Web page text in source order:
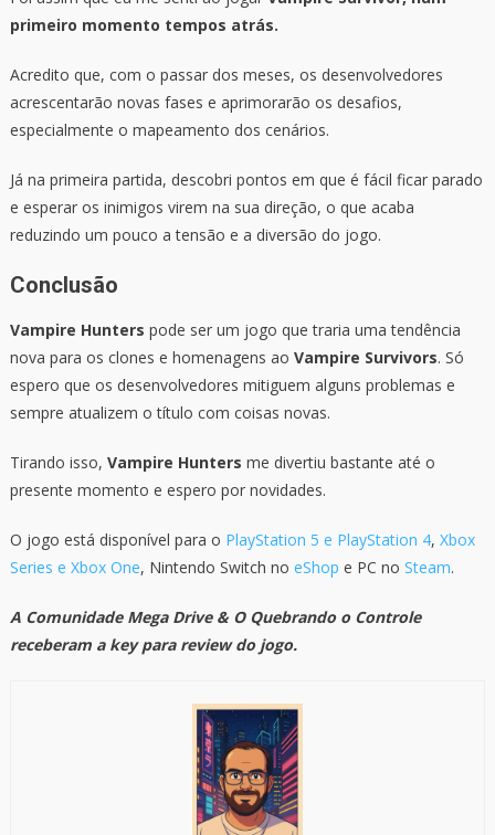
primeiro momento tempos atrás.
Acredito que, com o passar dos meses, os desenvolvedores
acrescentarão novas fases e aprimorarão os desafios,
especialmente o mapeamento dos cenários.
Já na primeira partida, descobri pontos em que é fácil ficar parado
e esperar os inimigos virem na sua direção, o que acaba
reduzindo um pouco a tensão e a diversão do jogo.
Conclusão
Vampire Hunters pode ser um jogo que traria uma tendência
nova para os clones e homenagens ao Vampire Survivors. Só
espero que os desenvolvedores mitiguem alguns problemas e
sempre atualizem o título com coisas novas.
Tirando isso, Vampire Hunters me divertiu bastante até o
presente momento e espero por novidades.
O jogo está disponível para o PlayStation 5 e PlayStation 4, Xbox
Series e Xbox One, Nintendo Switch no eShop e PC no Steam.
A Comunidade Mega Drive & O Quebrando o Controle
receberam a key para review do jogo.